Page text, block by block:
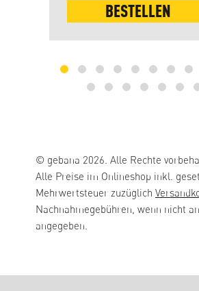
BESTELLEN
© gebana 2026. Alle Rechte
Alle Preise im Onlineshop inkl.
Mehrwertsteuer zuzüglich
Nachnahmegebühren, wenn nicht
angegeben.